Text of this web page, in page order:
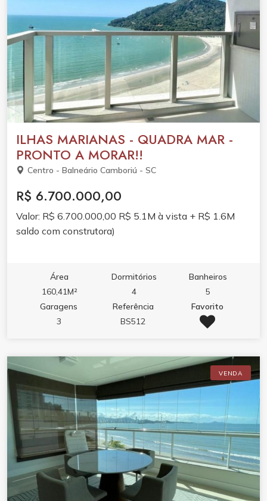
ILHAS MARIANAS - QUADRA MAR -
PRONTO A MORAR!!
Centro - Balneário Camboriú - SC
R$ 6.700.000,00
Valor: R$ 6.700.000,00 R$ 5.1M à vista + R$ 1.6M
saldo com construtora)
Área
160,41M²
Dormitórios
4
Banheiros
5
Garagens
3
Referência
BS512
Favorito
VENDA